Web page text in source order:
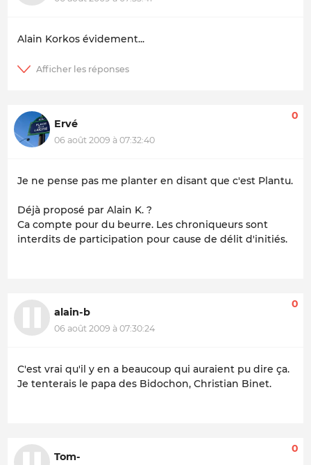
Alain Korkos évidement...
Ervé
06 août 2009 à 07:32:40
0
Je ne pense pas me planter en disant que c'est Plantu.
Déjà proposé par Alain K. ?
Ca compte pour du beurre. Les chroniqueurs sont
interdits de participation pour cause de délit d'initiés.
alain-b
06 août 2009 à 07:30:24
0
C'est vrai qu'il y en a beaucoup qui auraient pu dire ça.
Je tenterais le papa des Bidochon, Christian Binet.
Tom-
0